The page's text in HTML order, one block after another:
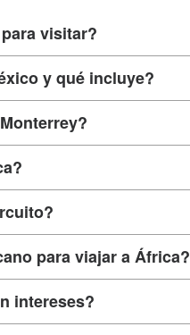
visitar?
y qué incluye?
para viajar a África?
intereses?